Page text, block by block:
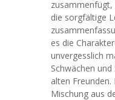
die sorgfältige
es die
unvergesslich
Schwächen
alten
Mischung aus